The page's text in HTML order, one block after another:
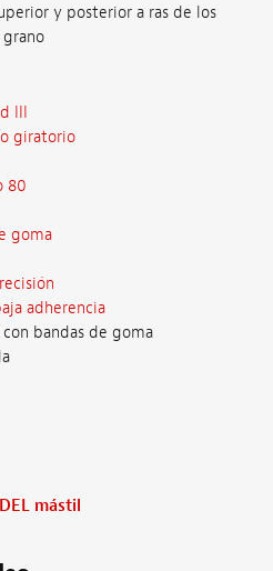
y posterior a ras de los
III
giratorio
80
goma
adherencia
bandas de goma
mástil